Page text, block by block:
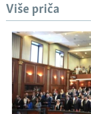
Više priča